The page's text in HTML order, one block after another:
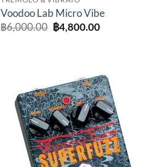
Voodoo Lab Micro Vibe
฿6,000.00 Original
price
฿4,800.00Current
Add to
wishlist